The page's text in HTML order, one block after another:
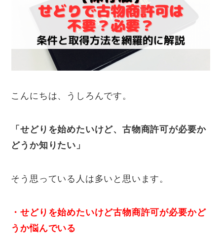
こんにちは、うしろんです。
「せどりを始めたいけど、古物商許可が必要か
どうか知りたい」
そう思っている人は多いと思います。
・せどりを始めたいけど古物商許可が必要かど
うか悩んでいる